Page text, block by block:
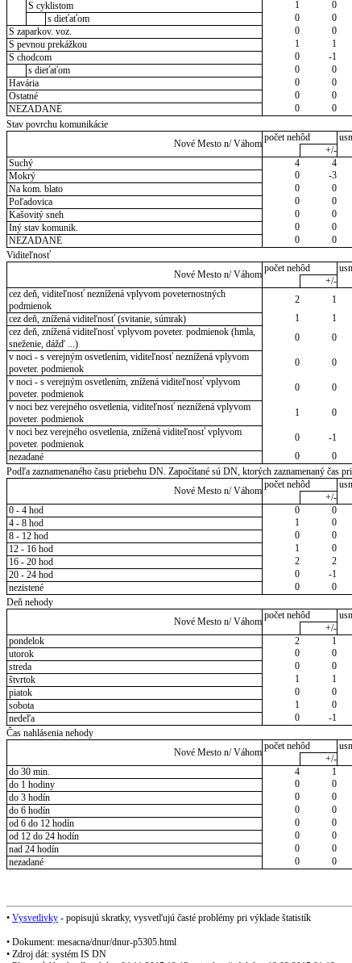
S cyklistom
1 0
s dieťaťom
0 0
S zaparkov. voz.
0 0
S pevnou prekážkou
1 1
S chodcom
0 -1
s dieťaťom
0 0
Havária
0 0
Ostatné
0 0
NEZADANÉ
0 0
Stav povrchu komunikácie
Nové Mesto n/ Váhom
počet nehôd
+/-
Suchý
4 4
Mokrý
0 -3
Na kom. blato
0 0
Poľadovica
0 0
Kašovitý sneh
0 0
Iný stav komunik.
0 0
NEZADANÉ
0 0
Viditeľnosť
Nové Mesto n/ Váhom
počet nehôd
+/-
cez deň, viditeľnosť neznížená vplyvom poveternostných
podmienok
2 1
cez deň, znížená viditeľnosť (svitanie, súmrak)
1 1
cez deň, znížená viditeľnosť vplyvom poveter. podmienok (hmla,
sneženie, dážď ...)
0 0
v noci - s verejným osvetlením, viditeľnosť neznížená vplyvom
poveter. podmienok
0 0
v noci - s verejným osvetlením, znížená viditeľnosť vplyvom
poveter. podmienok
0 0
v noci bez verejného osvetlenia, viditeľnosť neznížená vplyvom
poveter. podmienok
1 0
v noci bez verejného osvetlenia, znížená viditeľnosť vplyvom
poveter. podmienok
0 -1
nezadané
0 0
Podľa zaznamenaného času priebehu DN. Započítané sú DN, ktorých zaznamenaný čas
Nové Mesto n/ Váhom
počet nehôd
+/-
0 - 4 hod
0 0
4 - 8 hod
1 0
8 - 12 hod
0 0
12 - 16 hod
1 0
16 - 20 hod
2 2
20 - 24 hod
0 -1
nezistené
0 0
Deň nehody
Nové Mesto n/ Váhom
počet nehôd
+/-
pondelok
2 1
utorok
0 0
streda
0 0
štvrtok
1 1
piatok
0 0
sobota
1 0
nedeľa
0 -1
Čas nahlásenia nehody
Nové Mesto n/ Váhom
počet nehôd
+/-
do 30 min.
4 1
do 1 hodiny
0 0
do 3 hodín
0 0
do 6 hodín
0 0
od 6 do 12 hodín
0 0
od 12 do 24 hodín
0 0
nad 24 hodín
0 0
nezadané
0 0
• Vysvetlivky - popisujú skratky, vysvetľujú časté problémy pri výklade štatistík
• Dokument: mesacna/dnur/dnur-p5305.html
• Zdroj dát: systém IS DN